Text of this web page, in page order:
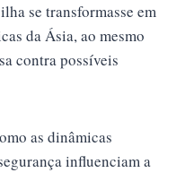
se transformasse em
da Ásia, ao mesmo
contra possíveis
as dinâmicas
influenciam a